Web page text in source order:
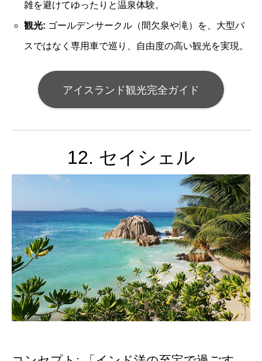
雑を避けてゆったりと温泉体験。
観光: ゴールデンサークル（間欠泉や滝）を、大型バ
スではなく専用車で巡り、自由度の高い観光を実現。
アイスランド観光完全ガイド
12. セイシェル